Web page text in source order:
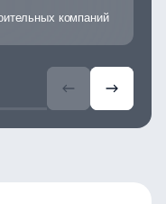
компаний